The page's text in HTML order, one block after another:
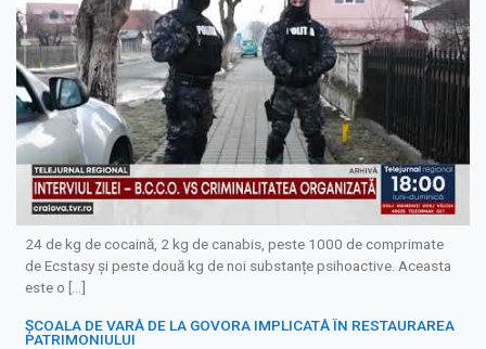
24 de kg de cocaină, 2 kg de canabis, peste 1000 de comprimate
de Ecstasy și peste două kg de noi substanțe psihoactive. Aceasta
este o […]
ȘCOALA DE VARĂ DE LA GOVORA IMPLICATĂ ÎN RESTAURAREA
PATRIMONIULUI